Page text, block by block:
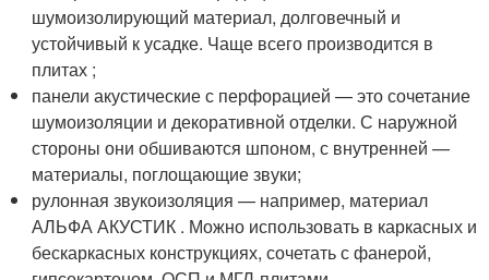
шумоизолирующий материал, долговечный и
устойчивый к усадке. Чаще всего производится в
плитах ;
панели акустические с перфорацией — это сочетание
шумоизоляции и декоративной отделки. С наружной
стороны они обшиваются шпоном, с внутренней —
материалы, поглощающие звуки;
рулонная звукоизоляция — например, материал
АЛЬФА АКУСТИК . Можно использовать в каркасных и
бескаркасных конструкциях, сочетать с фанерой,